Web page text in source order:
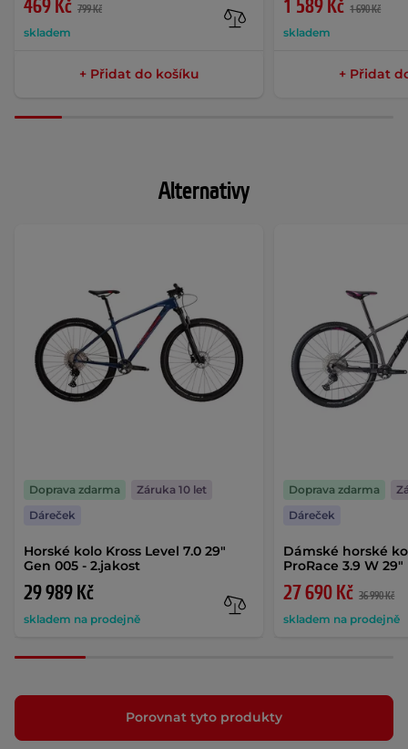
469 Kč 799 Kč
skladem
+ Přidat do košíku
1 589 Kč 1 690 Kč
skladem
+ Přidat
Alternativy
Horské kolo Kross Level 7.0 29"
Gen 005 - 2.jakost
29 989 Kč
skladem na prodejně
Doprava zdarma
Záruka 10 let
Dáreček
Dámské horské
ProRace 3.9 W 29"
27 690 Kč 36 990 Kč
skladem na prodejně
Doprava zdarma
Dáreček
Porovnat tyto produkty